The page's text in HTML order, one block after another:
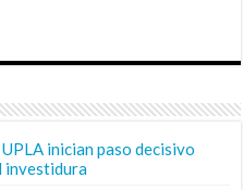
inician paso decisivo
investidura